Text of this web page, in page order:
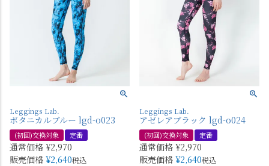
Leggings Lab.
ボタニカルブルー lgd-o023
(初回)交換対象 定番
通常価格 ¥2,970
販売価格 ¥2,640税込
Leggings Lab.
アゼレアブラック lgd-o024
(初回)交換対象 定番
通常価格 ¥2,970
販売価格 ¥2,640税込